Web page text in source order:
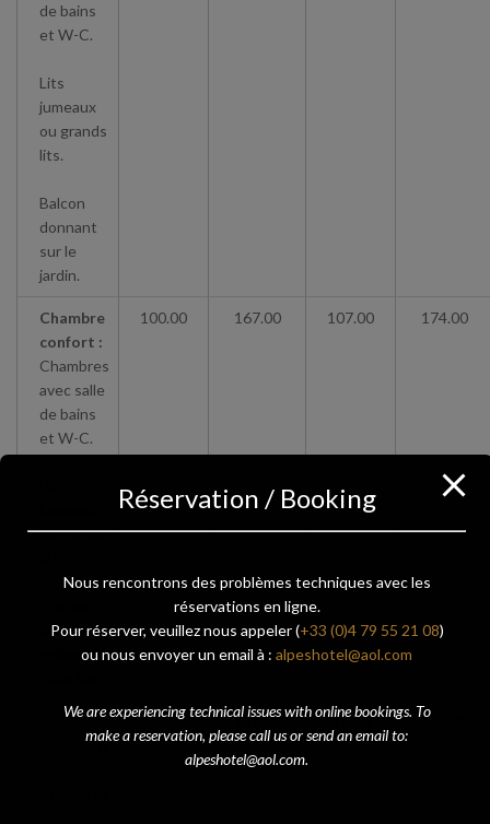
de bains
et W-C.
Lits
jumeaux
ou grands
lits.
Balcon
donnant
sur le
jardin.
Chambre
confort :
Chambres
avec salle
de bains
et W-C.
ou grands
les
collines.
100.00 167.00 107.00 174.00
Chambre
standard
92.00 157.00 99.00 165.00
Réservation / Booking
Nous rencontrons des problèmes techniques avec les
réservations en ligne.
Pour réserver, veuillez nous appeler (+33 (0)4 79 55 21 08)
ou nous envoyer un email à : alpeshotel@aol.com
We are experiencing technical issues with online bookings. To
make a reservation, please call us or send an email to:
alpeshotel@aol.com.